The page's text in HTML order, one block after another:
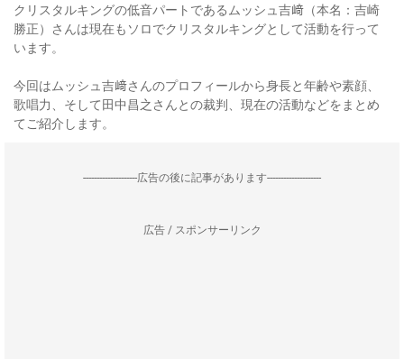
クリスタルキングの低音パートであるムッシュ吉﨑（本名：吉崎
勝正）さんは現在もソロでクリスタルキングとして活動を行って
います。
今回はムッシュ吉﨑さんのプロフィールから身長と年齢や素顔、
歌唱力、そして田中昌之さんとの裁判、現在の活動などをまとめ
てご紹介します。
--------------------広告の後に記事があります--------------------
広告 / スポンサーリンク